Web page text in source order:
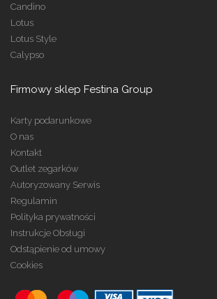
Candino
Lotus
Lotus Style
Calypso
Firmowy sklep Festina Group
Karty podarunkowe
O nas
Kontakt
Outlet zegarków
Autoryzowany Serwis
Regulamin
Polityka prywatności
Instrukcje Obsługi
Odstąpienie od umowy
Cookies